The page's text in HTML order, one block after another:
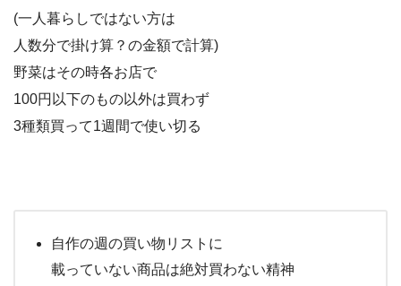
(一人暮らしではない方は
人数分で掛け算？の金額で計算)
野菜はその時各お店で
100円以下のもの以外は買わず
3種類買って1週間で使い切る
自作の週の買い物リストに
載っていない商品は絶対買わない精神